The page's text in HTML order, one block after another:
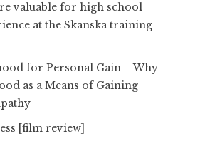
valuable for high school
at the Skanska training
for Personal Gain – Why
as a Means of Gaining
[film review]